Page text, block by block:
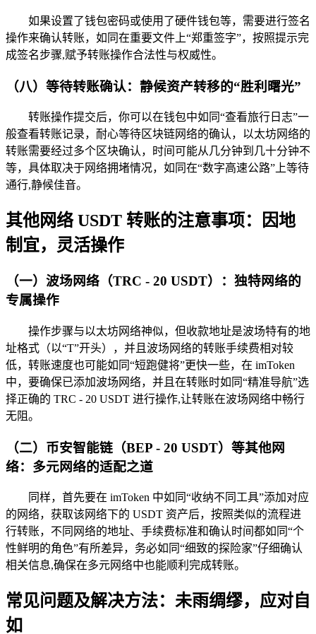
如果设置了钱包密码或使用了硬件钱包等，需要进行签名
操作来确认转账，如同在重要文件上“郑重签字”，按照提示完
成签名步骤,赋予转账操作合法性与权威性。
（八）等待转账确认：静候资产转移的“胜利曙光”
转账操作提交后，你可以在钱包中如同“查看旅行日志”一
般查看转账记录，耐心等待区块链网络的确认，以太坊网络的
转账需要经过多个区块确认，时间可能从几分钟到几十分钟不
等，具体取决于网络拥堵情况，如同在“数字高速公路”上等待
通行,静候佳音。
其他网络 USDT 转账的注意事项：因地
制宜，灵活操作
（一）波场网络（TRC - 20 USDT）：独特网络的
专属操作
操作步骤与以太坊网络神似，但收款地址是波场特有的地
址格式（以“T”开头），并且波场网络的转账手续费相对较
低，转账速度也可能如同“短跑健将”更快一些，在 imToken
中，要确保已添加波场网络，并且在转账时如同“精准导航”选
择正确的 TRC - 20 USDT 进行操作,让转账在波场网络中畅行
无阻。
（二）币安智能链（BEP - 20 USDT）等其他网
络：多元网络的适配之道
同样，首先要在 imToken 中如同“收纳不同工具”添加对应
的网络，获取该网络下的 USDT 资产后，按照类似的流程进
行转账，不同网络的地址、手续费标准和确认时间都如同“个
性鲜明的角色”有所差异，务必如同“细致的探险家”仔细确认
相关信息,确保在多元网络中也能顺利完成转账。
常见问题及解决方法：未雨绸缪，应对自
如